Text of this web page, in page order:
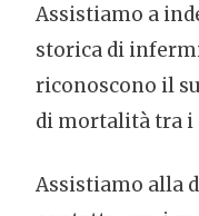
Assistiamo a
storica di
riconoscono il
di mortalità tra i
Assistiamo alla